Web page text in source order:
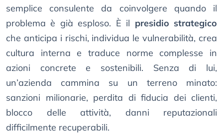
semplice consulente da coinvolgere quando il
problema è già esploso. È il presidio strategico
che anticipa i rischi, individua le vulnerabilità, crea
cultura interna e traduce norme complesse in
azioni concrete e sostenibili. Senza di lui,
un’azienda cammina su un terreno minato:
sanzioni milionarie, perdita di fiducia dei clienti,
blocco delle attività, danni reputazionali
difficilmente recuperabili.